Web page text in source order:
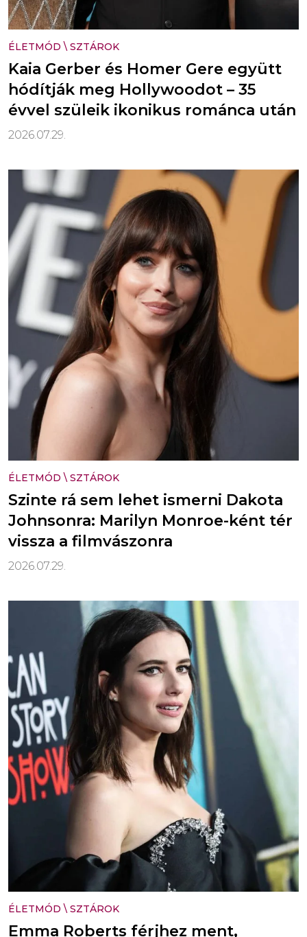
ÉLETMÓD \ SZTÁROK
Kaia Gerber és Homer Gere együtt
hódítják meg Hollywoodot – 35
évvel szüleik ikonikus románca után
2026.07.29.
ÉLETMÓD \ SZTÁROK
Szinte rá sem lehet ismerni Dakota
Johnsonra: Marilyn Monroe-ként tér
vissza a filmvászonra
2026.07.29.
ÉLETMÓD \ SZTÁROK
Emma Roberts férjhez ment,